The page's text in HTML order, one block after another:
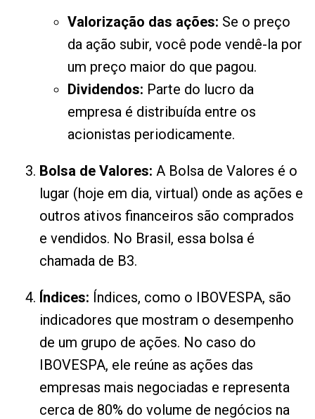
Valorização das ações: Se o preço
da ação subir, você pode vendê-la por
um preço maior do que pagou.
Dividendos: Parte do lucro da
empresa é distribuída entre os
acionistas periodicamente.
Bolsa de Valores: A Bolsa de Valores é o
lugar (hoje em dia, virtual) onde as ações e
outros ativos financeiros são comprados
e vendidos. No Brasil, essa bolsa é
chamada de B3.
Índices: Índices, como o IBOVESPA, são
indicadores que mostram o desempenho
de um grupo de ações. No caso do
IBOVESPA, ele reúne as ações das
empresas mais negociadas e representa
cerca de 80% do volume de negócios na